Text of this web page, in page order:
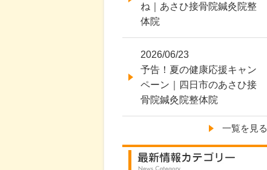
ね｜あさひ接骨院鍼灸院整
体院
2026/06/23
予告！夏の健康応援キャン
ペーン｜四日市のあさひ接
骨院鍼灸院整体院
一覧を見る